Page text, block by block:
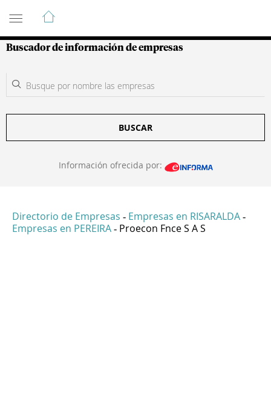
Guía de Empresas Colombianas
Buscador de información de empresas
BUSCAR
Información ofrecida por:
Directorio de Empresas - Empresas en RISARALDA -
Empresas en PEREIRA - Proecon Fnce S A S